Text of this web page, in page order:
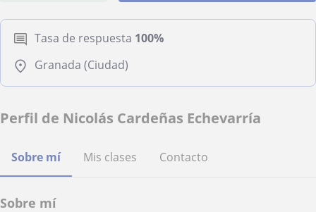
Tasa de respuesta 100%
Granada (Ciudad)
Perfil de Nicolás Cardeñas Echevarría
Sobre mí Mis clases Contacto
Sobre mí